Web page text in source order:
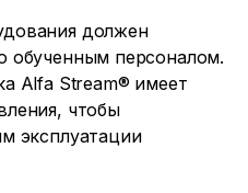
должен
обученным персоналом.
Alfa Stream® имеет
чтобы
эксплуатации